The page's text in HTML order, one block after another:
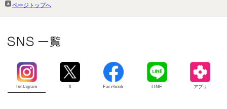
ページトップへ
Instagram X Facebook LINE アプリ